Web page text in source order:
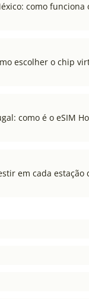
como funciona
escolher o chip
como é o eSIM
em cada estação